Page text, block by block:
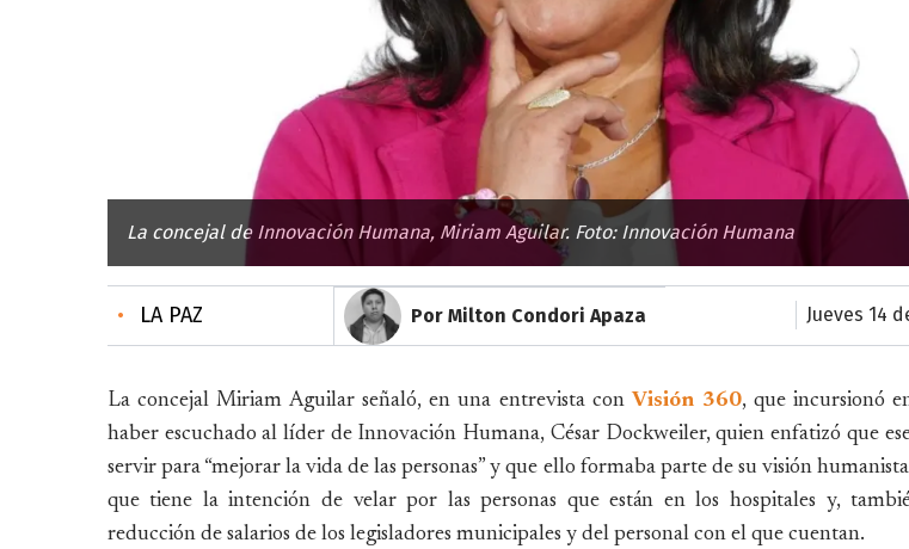
La concejal de Innovación Humana, Miriam Aguilar. Foto: Innovación Humana
• LA PAZ Por Milton Condori Apaza jueves 14
La concejal Miriam Aguilar señaló, en una entrevista con Visión 360, que incursionó
haber escuchado al líder de Innovación Humana, César Dockweiler, quien enfatizó que
servir para “mejorar la vida de las personas” y que ello formaba parte de su visión
que tiene la intención de velar por las personas que están en los hospitales y,
reducción de salarios de los legisladores municipales y del personal con el que cuentan.